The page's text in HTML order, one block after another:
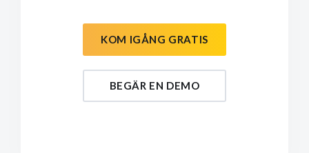
KOM IGÅNG GRATIS
BEGÄR EN DEMO